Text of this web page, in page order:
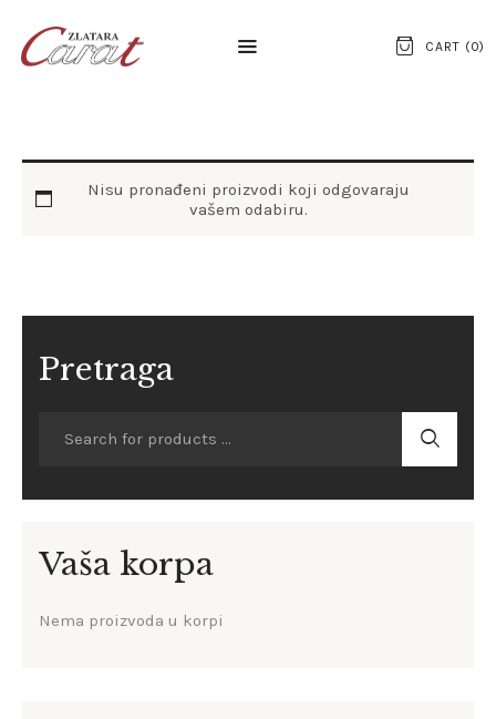
CART (0)
NASLOVNA
O NAMA
ZLATNI NAKIT
Nisu pronađeni proizvodi koji odgovaraju
vašem odabiru.
Pretraga
Vaša korpa
Nema proizvoda u korpi